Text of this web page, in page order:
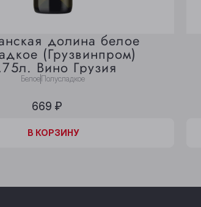
долина белое
(Грузвинпром)
Вино Грузия
Белое Полусладкое
669 ₽
В КОРЗИНУ